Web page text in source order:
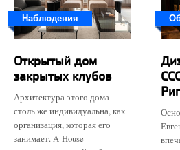
Наблюдения
Открытый дом
закрытых клубов
Архитектура этого дома
столь же индивидуальна, как
организация, которая его
занимает. A-House –